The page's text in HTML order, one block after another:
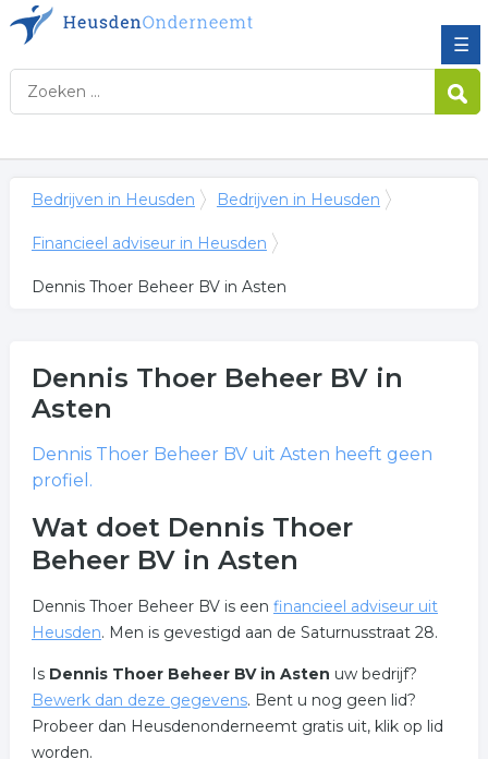
☰
Bedrijven in Heusden Bedrijven in Heusden
Financieel adviseur in Heusden
Dennis Thoer Beheer BV in Asten
Dennis Thoer Beheer BVin
Asten
Dennis Thoer Beheer BVuit Asten heeft geen
profiel.
Wat doet Dennis Thoer
Beheer BV in Asten
Dennis Thoer Beheer BV is een financieel adviseur uit
Heusden. Men is gevestigd aan de Saturnusstraat 28.
Is Dennis Thoer Beheer BV in Asten uw bedrijf?
Bewerk dan deze gegevens. Bent u nog geen lid?
Probeer dan Heusdenonderneemt gratis uit, klik op lid
worden.